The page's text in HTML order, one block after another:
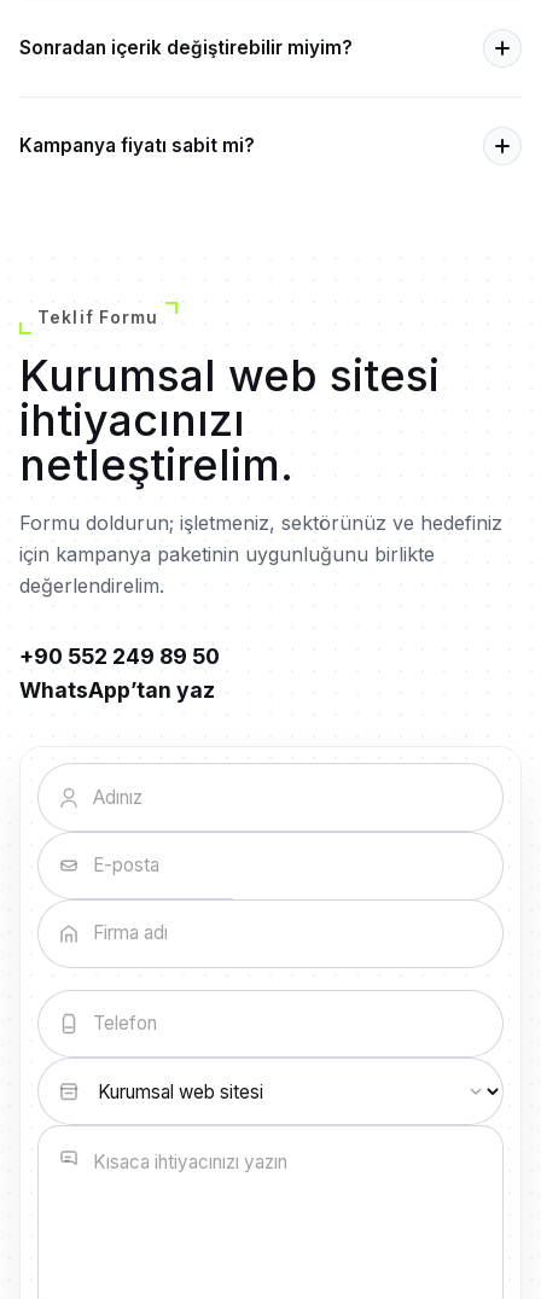
Sonradan içerik değiştirebilir miyim?
Kampanya fiyatı sabit mi?
Teklif Formu
Kurumsal web sitesi
ihtiyacınızı
netleştirelim.
Formu doldurun; işletmeniz, sektörünüz ve hedefiniz
için kampanya paketinin uygunluğunu birlikte
değerlendirelim.
+90 552 249 89 50
WhatsApp’tan yaz